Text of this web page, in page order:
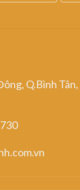
Q.Bình Tân,